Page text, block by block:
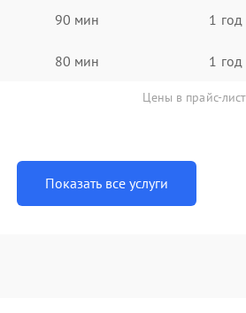
90 мин 1 год
80 мин 1 год
Цены в прайс-
Показать все услуги